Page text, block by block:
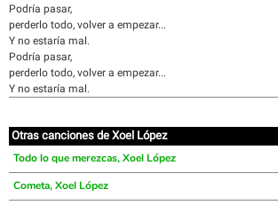
Podría pasar,
perderlo todo, volver a empezar...
Y no estaría mal.
Podría pasar,
perderlo todo, volver a empezar...
Y no estaría mal.
Otras canciones de Xoel López
Todo lo que merezcas, Xoel López
Cometa, Xoel López